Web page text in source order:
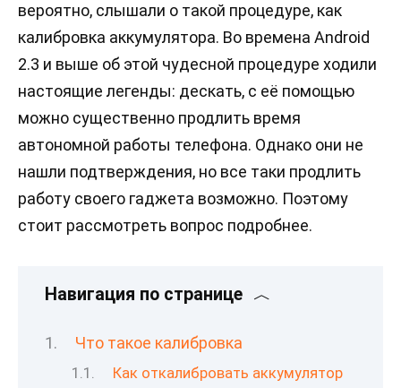
вероятно, слышали о такой процедуре, как
калибровка аккумулятора. Во времена Android
2.3 и выше об этой чудесной процедуре ходили
настоящие легенды: дескать, с её помощью
можно существенно продлить время
автономной работы телефона. Однако они не
нашли подтверждения, но все таки продлить
работу своего гаджета возможно. Поэтому
стоит рассмотреть вопрос подробнее.
Навигация по странице
Что такое калибровка
Как откалибровать аккумулятор